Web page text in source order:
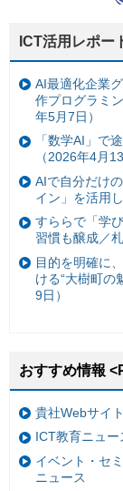
ICT活用レポー
AI最適化企業
作プログラミ
年5月7日）
「数学AI」で
（2026年4月13
AIで自分だけ
イン」を活用
すららで「学
習慣も醸成／
目的を明確に
ける“大樹町の
9日）
おすすめ情報
貴社Webサイ
ICT教育ニュ
イベント・セ
ニュース